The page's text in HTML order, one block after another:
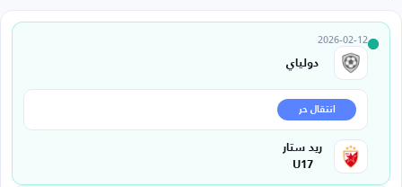
2026-02-12
دولياي
انتقال حر
ريد ستار
U17